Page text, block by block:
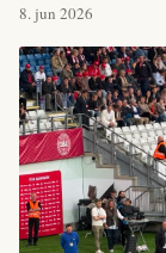
8. jun 2026